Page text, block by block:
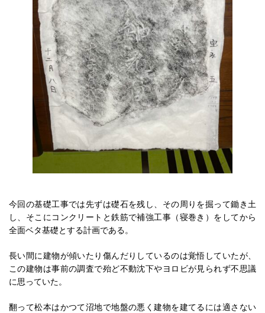
今回の基礎工事では先ずは礎石を残し、その周りを掘って鋤き土
し、そこにコンクリートと鉄筋で補強工事（寝巻き）をしてから
全面ベタ基礎とする計画である。
長い間に建物が傾いたり傷んだりしているのは覚悟していたが、
この建物は事前の調査で殆ど不動沈下やヨロビが見られず不思議
に思っていた。
翻って松本はかつて沼地で地盤の悪く建物を建てるには適さない